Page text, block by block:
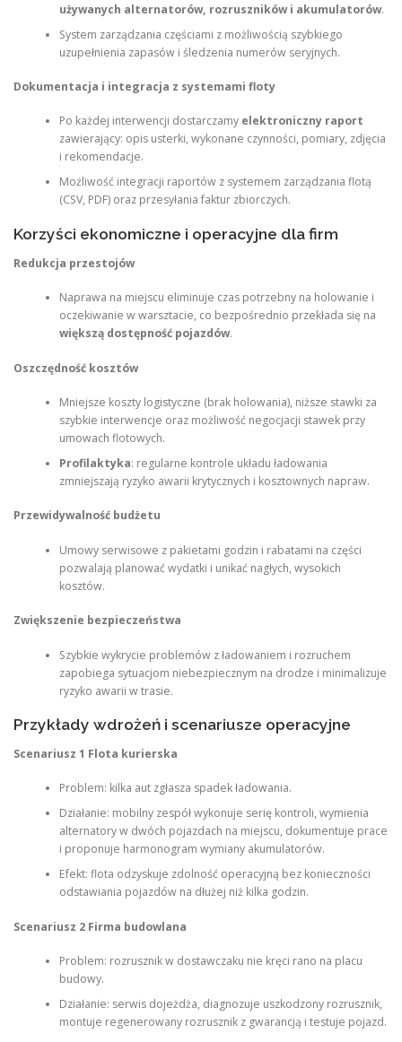
używanych alternatorów, rozruszników i akumulatorów.
System zarządzania częściami z możliwością szybkiego
uzupełnienia zapasów i śledzenia numerów seryjnych.
Dokumentacja i integracja z systemami floty
Po każdej interwencji dostarczamy elektroniczny raport
zawierający: opis usterki, wykonane czynności, pomiary, zdjęcia
i rekomendacje.
Możliwość integracji raportów z systemem zarządzania flotą
(CSV, PDF) oraz przesyłania faktur zbiorczych.
Korzyści ekonomiczne i operacyjne dla firm
Redukcja przestojów
Naprawa na miejscu eliminuje czas potrzebny na holowanie i
oczekiwanie w warsztacie, co bezpośrednio przekłada się na
większą dostępność pojazdów.
Oszczędność kosztów
Mniejsze koszty logistyczne (brak holowania), niższe stawki za
szybkie interwencje oraz możliwość negocjacji stawek przy
umowach flotowych.
Profilaktyka: regularne kontrole układu ładowania
zmniejszają ryzyko awarii krytycznych i kosztownych napraw.
Przewidywalność budżetu
Umowy serwisowe z pakietami godzin i rabatami na części
pozwalają planować wydatki i unikać nagłych, wysokich
kosztów.
Zwiększenie bezpieczeństwa
Szybkie wykrycie problemów z ładowaniem i rozruchem
zapobiega sytuacjom niebezpiecznym na drodze i minimalizuje
ryzyko awarii w trasie.
Przykłady wdrożeń i scenariusze operacyjne
Scenariusz 1 Flota kurierska
Problem: kilka aut zgłasza spadek ładowania.
Działanie: mobilny zespół wykonuje serię kontroli, wymienia
alternatory w dwóch pojazdach na miejscu, dokumentuje prace
i proponuje harmonogram wymiany akumulatorów.
Efekt: flota odzyskuje zdolność operacyjną bez konieczności
odstawiania pojazdów na dłużej niż kilka godzin.
Scenariusz 2 Firma budowlana
Problem: rozrusznik w dostawczaku nie kręci rano na placu
budowy.
Działanie: serwis dojeżdża, diagnozuje uszkodzony rozrusznik,
montuje regenerowany rozrusznik z gwarancją i testuje pojazd.